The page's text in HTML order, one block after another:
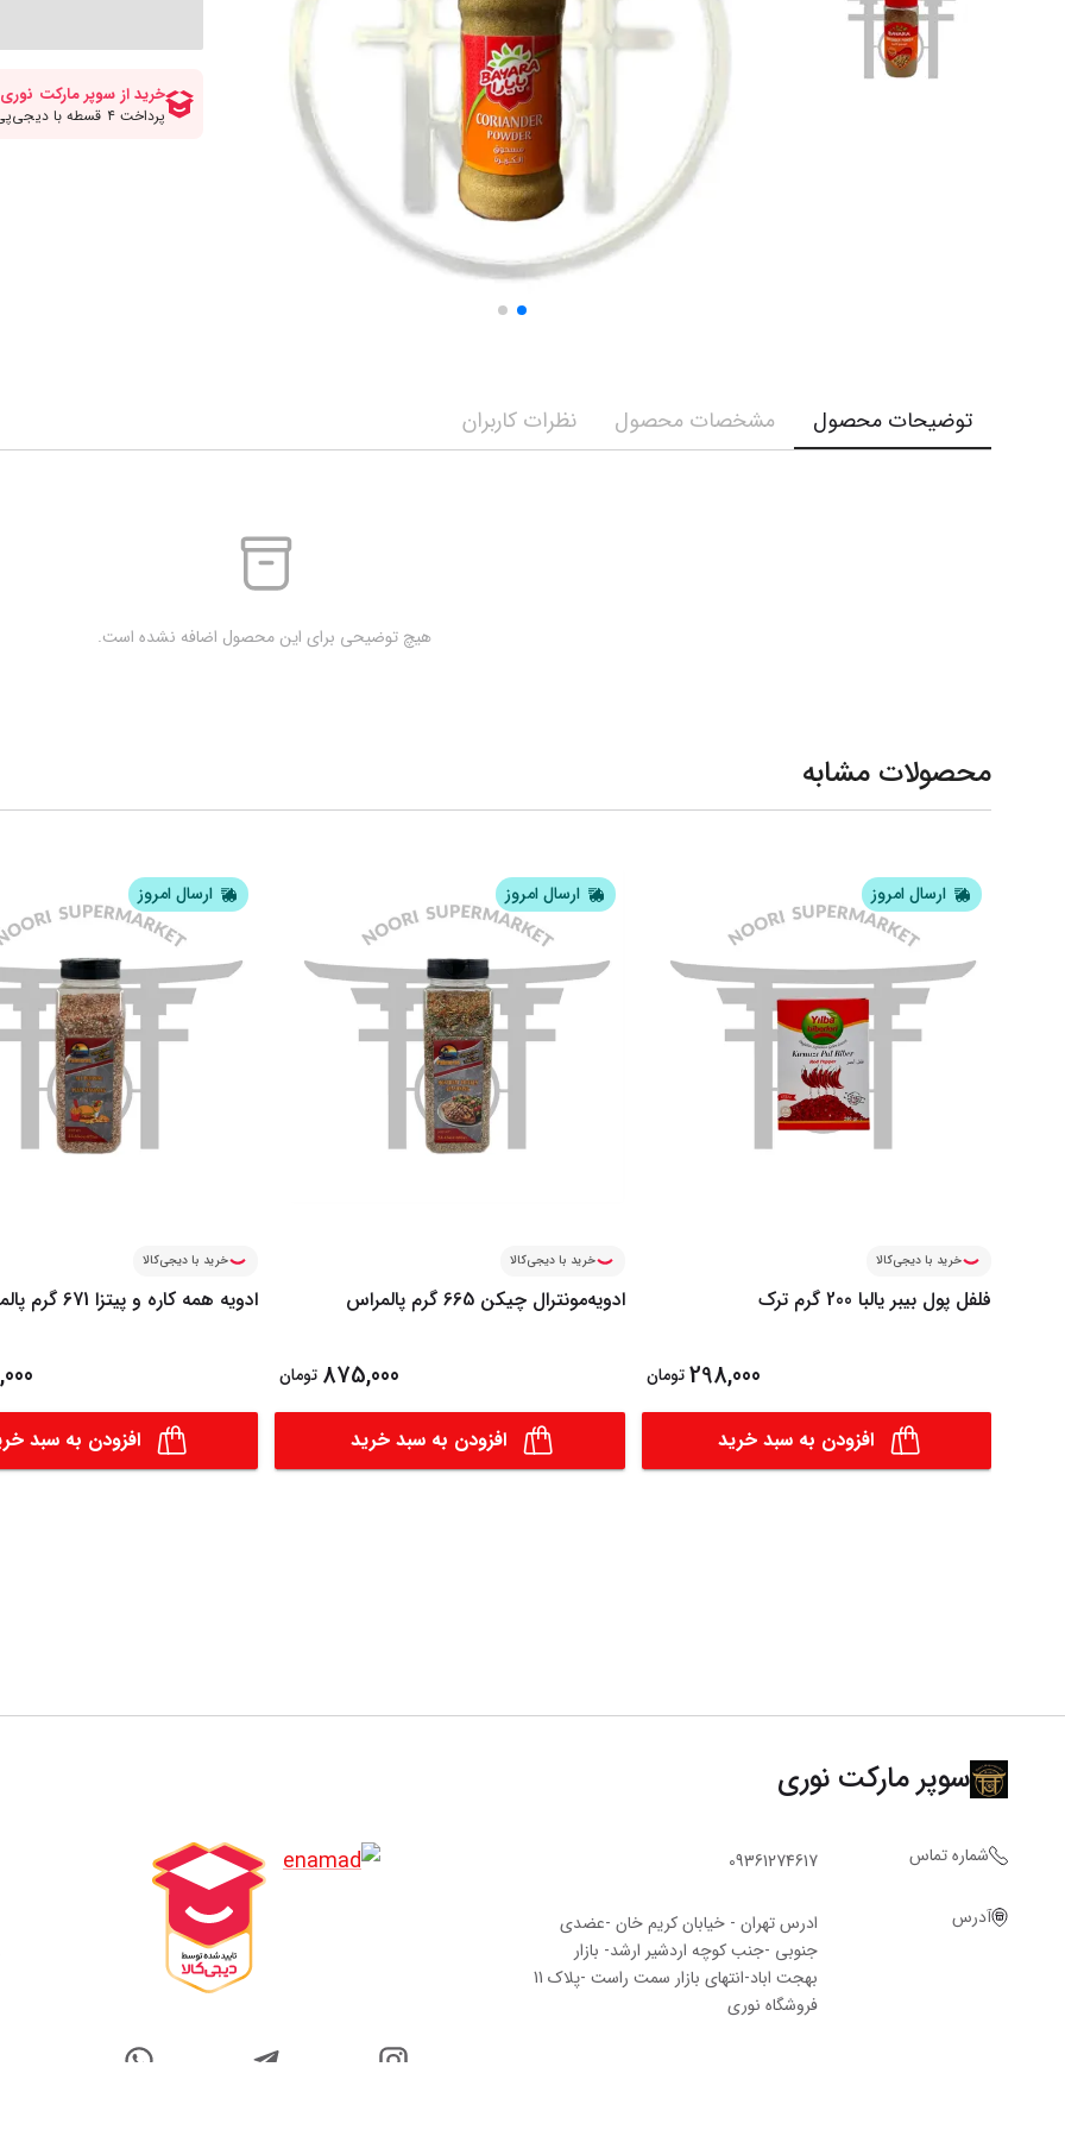
نمایش همه محصولات
انواع سیروپ و شربت
نمایش همه محصولات
چاپستیک
سویا سس
چیپس پفک اسنک
شکلات و تافی
توضیحات محصول مشخصات محصول نظرات کاربران
هیچ توضیحی برای این محصول اضافه نشده است.
محصولات مشابه
ارسال امروز
خرید با دیجی‌کالا
فلفل پول بیبر یالبا 200 گرم ترک
298,000 تومان
افزودن به سبد خرید
ارسال امروز
خرید با دیجی‌کالا
ادویه‌مونترال چیکن 665 گرم پالمراس
875,000 تومان
افزودن به سبد خرید
ارسال امروز
خرید با دیجی‌کالا
ادویه همه کاره و پیتزا 671 گرم پالمراس
افزودن به سبد
سوپر مارکت نوری
شماره تماس 09361274617
آدرس
ادرس تهران - خیابان کریم خان -عضدی
جنوبی -جنب کوچه اردشیر ارشد- بازار
بهجت اباد-انتهای بازار سمت راست -پلاک 11
فروشگاه‌ نوری